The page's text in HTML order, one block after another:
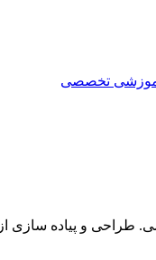
آموزشی تخصصی
طراحی و پیاده سازی از